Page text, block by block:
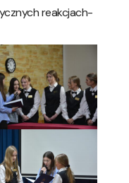
reakcjach-